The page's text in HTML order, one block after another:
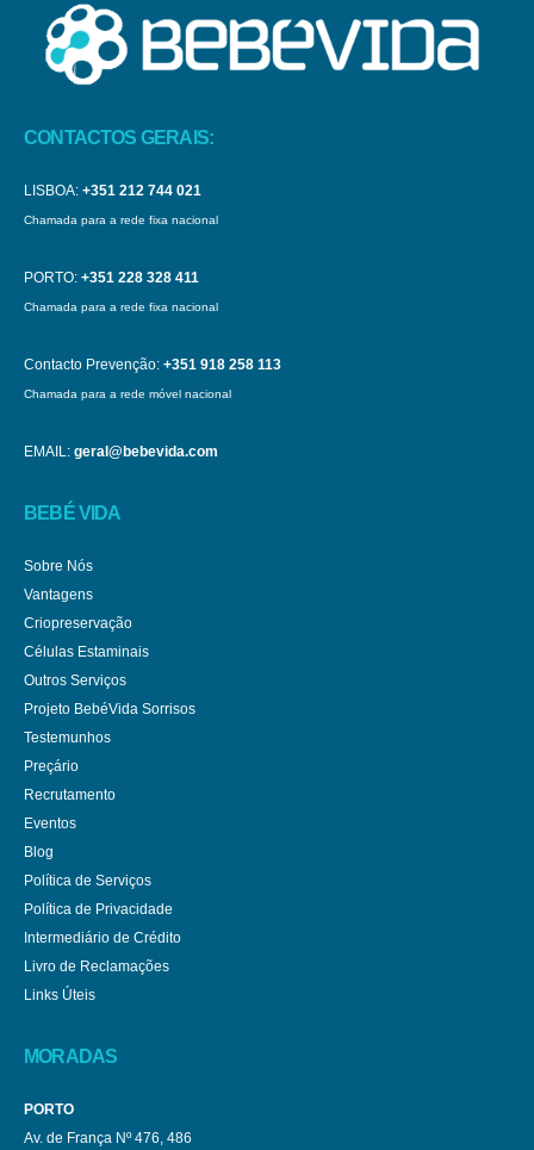
CONTACTOS GERAIS:
LISBOA: +351 212 744 021
Chamada para a rede fixa nacional
PORTO: +351 228 328 411
Chamada para a rede fixa nacional
Contacto Prevenção: +351 918 258 113
Chamada para a rede móvel nacional
EMAIL: geral@bebevida.com
BEBÉ VIDA
Sobre Nós
Vantagens
Criopreservação
Células Estaminais
Outros Serviços
Projeto BebéVida Sorrisos
Testemunhos
Preçário
Recrutamento
Eventos
Blog
Política de Serviços
Política de Privacidade
Intermediário de Crédito
Livro de Reclamações
Links Úteis
MORADAS
PORTO
Av. de França Nº 476, 486